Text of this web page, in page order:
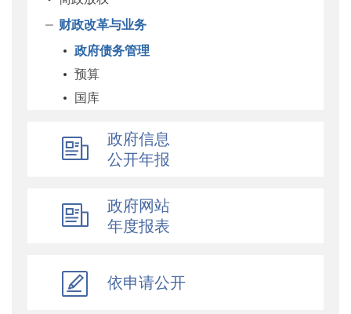
财政改革与业务
政府债务管理
预算
国库
科教和文化
农业农村
自然资源和生态环境
乡村振兴
政府信息
公开年报
政府网站
年度报表
依申请公开